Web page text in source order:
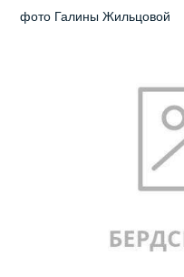
фото Галины Жильцовой